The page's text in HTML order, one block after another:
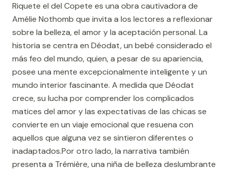
Riquete el del Copete es una obra cautivadora de
Amélie Nothomb que invita a los lectores a reflexionar
sobre la belleza, el amor y la aceptación personal. La
historia se centra en Déodat, un bebé considerado el
más feo del mundo, quien, a pesar de su apariencia,
posee una mente excepcionalmente inteligente y un
mundo interior fascinante. A medida que Déodat
crece, su lucha por comprender los complicados
matices del amor y las expectativas de las chicas se
convierte en un viaje emocional que resuena con
aquellos que alguna vez se sintieron diferentes o
inadaptados.Por otro lado, la narrativa también
presenta a Trémière, una niña de belleza deslumbrante